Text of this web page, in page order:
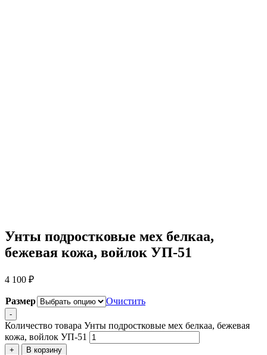
Унты подростковые мех белкаа,
бежевая кожа, войлок УП-51
4 100 ₽
Размер Очистить
-
Количество товара Унты подростковые мех белкаа, бежевая
кожа, войлок УП-51
+ В корзину